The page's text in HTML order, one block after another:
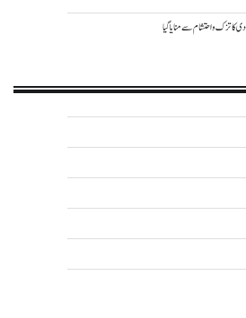
کا تزک و احتشام سے منایا گیا